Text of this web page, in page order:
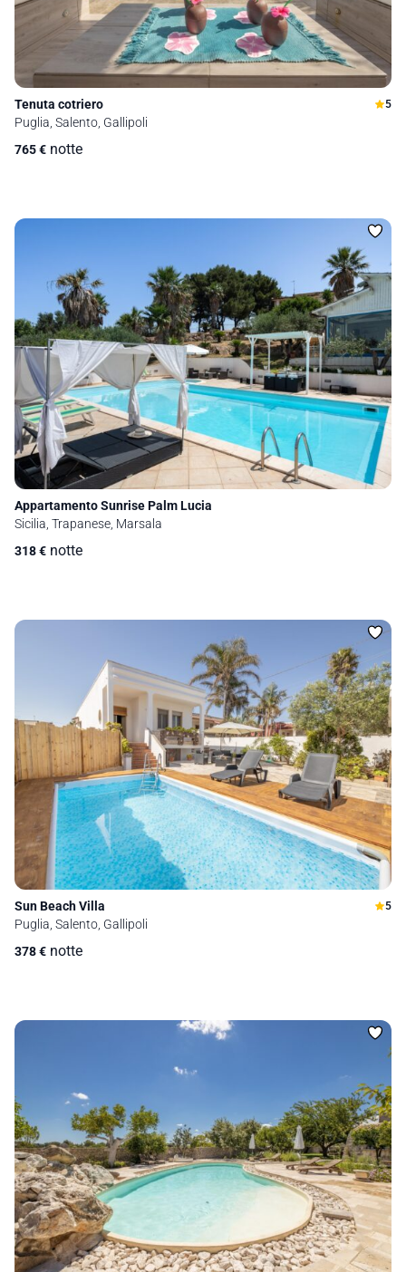
Tenuta cotriero 5
Puglia, Salento, Gallipoli
765€ notte
Appartamento Sunrise Palm Lucia
Sicilia, Trapanese, Marsala
318€ notte
Sun Beach Villa 5
Puglia, Salento, Gallipoli
378€ notte